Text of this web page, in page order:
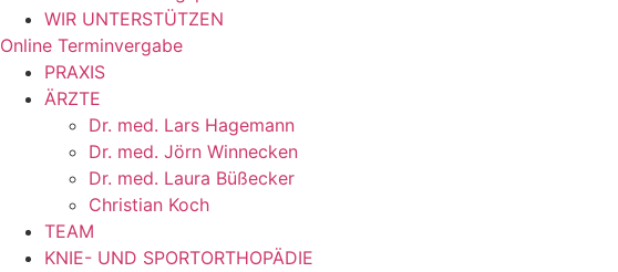
WIR UNTERSTÜTZEN
Online Terminvergabe
PRAXIS
ÄRZTE
Dr. med. Lars Hagemann
Dr. med. Jörn Winnecken
Dr. med. Laura Büßecker
Christian Koch
TEAM
KNIE- UND SPORTORTHOPÄDIE